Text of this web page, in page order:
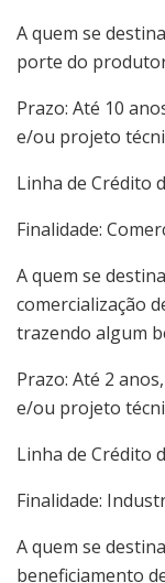
A quem se
porte do
Prazo: Até 10
e/ou projeto
Linha de Crédito
Finalidade:
A quem se
comercialização
trazendo algum
Prazo: Até 2
e/ou projeto
Linha de Crédito
Finalidade:
A quem se
beneficiamento